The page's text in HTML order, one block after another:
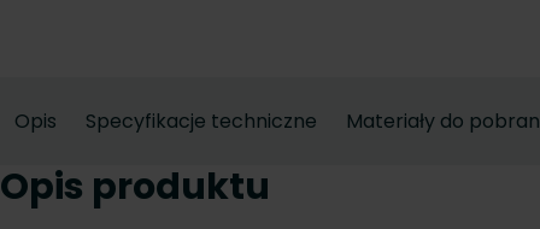
Opis Specyfikacje techniczne Materiały do
Opis produktu